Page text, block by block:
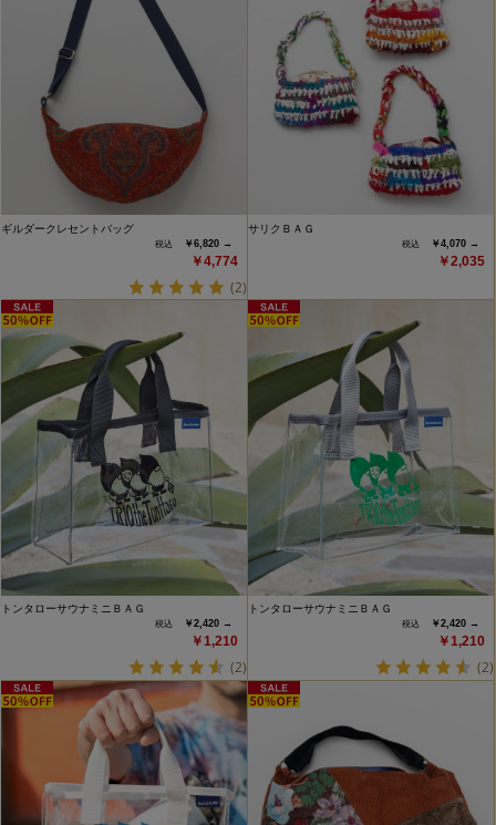
ギルダークレセントバッグ
￥6,820 →
￥4,774
(2)
サリクＢＡＧ
￥4,070 →
￥2,035
トンタローサウナミニＢＡＧ
￥2,420 →
￥1,210
(2)
トンタローサウナミニＢＡＧ
￥2,420 →
￥1,210
(2)